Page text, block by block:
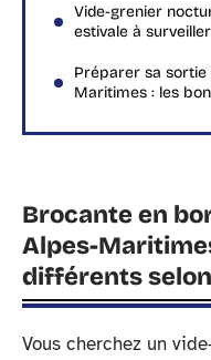
Vide-grenier
estivale à surveiller
Préparer sa
Maritimes : les
Brocante en
Alpes-
différents
Vous cherchez un